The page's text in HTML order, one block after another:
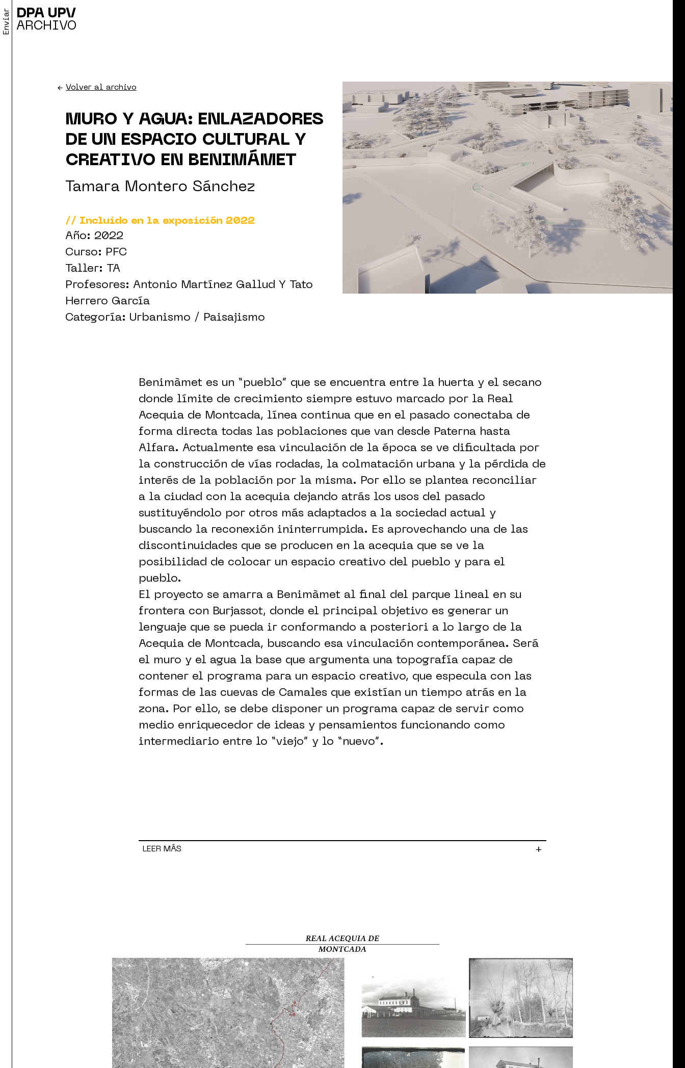
DPA UPV
ARCHIVO
Enviar
← Volver al archivo
MURO Y AGUA: ENLAZADORES
DE UN ESPACIO CULTURAL Y
CREATIVO EN BENIMÁMET
Tamara Montero Sánchez
// Incluido en la exposición 2022
Año: 2022
Curso: PFC
Taller: TA
Profesores: Antonio Martínez Gallud Y Tato
Herrero García
Categoría: Urbanismo / Paisajismo
Benimàmet es un “pueblo” que se encuentra entre la huerta y el secano
donde límite de crecimiento siempre estuvo marcado por la Real
Acequia de Montcada, línea continua que en el pasado conectaba de
forma directa todas las poblaciones que van desde Paterna hasta
Alfara. Actualmente esa vinculación de la época se ve dificultada por
la construcción de vías rodadas, la colmatación urbana y la pérdida de
interés de la población por la misma. Por ello se plantea reconciliar
a la ciudad con la acequia dejando atrás los usos del pasado
sustituyéndolo por otros más adaptados a la sociedad actual y
buscando la reconexión ininterrumpida. Es aprovechando una de las
discontinuidades que se producen en la acequia que se ve la
posibilidad de colocar un espacio creativo del pueblo y para el
pueblo.
El proyecto se amarra a Benimàmet al final del parque lineal en su
frontera con Burjassot, donde el principal objetivo es generar un
lenguaje que se pueda ir conformando a posteriori a lo largo de la
Acequia de Montcada, buscando esa vinculación contemporánea. Será
el muro y el agua la base que argumenta una topografía capaz de
contener el programa para un espacio creativo, que especula con las
formas de las cuevas de Camales que existían un tiempo atrás en la
zona. Por ello, se debe disponer un programa capaz de servir como
medio enriquecedor de ideas y pensamientos funcionando como
intermediario entre lo “viejo” y lo “nuevo”.
LEER MÁS +